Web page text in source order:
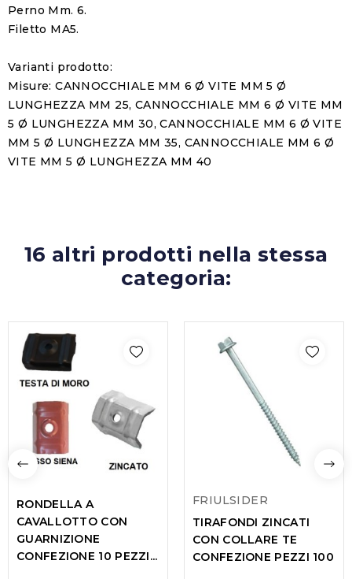
Perno Mm. 6.
Filetto MA5.
Varianti prodotto:
Misure: CANNOCCHIALE MM 6 Ø VITE MM 5 Ø
LUNGHEZZA MM 25, CANNOCCHIALE MM 6 Ø VITE MM
5 Ø LUNGHEZZA MM 30, CANNOCCHIALE MM 6 Ø VITE
MM 5 Ø LUNGHEZZA MM 35, CANNOCCHIALE MM 6 Ø
VITE MM 5 Ø LUNGHEZZA MM 40
16 altri prodotti nella stessa
categoria:
RONDELLA A
CAVALLOTTO CON
GUARNIZIONE
CONFEZIONE 10 PEZZI...
FRIULSIDER
TIRAFONDI ZINCATI
CON COLLARE TE
CONFEZIONE PEZZI 100